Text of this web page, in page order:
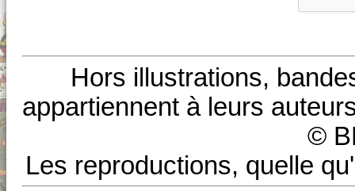
Hors illustrations,
appartiennent à leurs
©
Les reproductions, quelle